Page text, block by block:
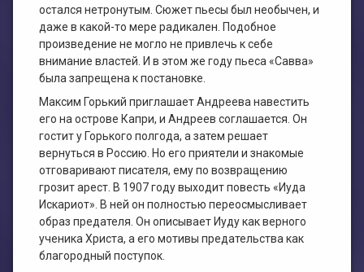
остался нетронутым. Сюжет пьесы был необычен, и
даже в какой-то мере радикален. Подобное
произведение не могло не привлечь к себе
внимание властей. И в этом же году пьеса «Савва»
была запрещена к постановке.
Максим Горький приглашает Андреева навестить
его на острове Капри, и Андреев соглашается. Он
гостит у Горького полгода, а затем решает
вернуться в Россию. Но его приятели и знакомые
отговаривают писателя, ему по возвращению
грозит арест. В 1907 году выходит повесть «Иуда
Искариот». В ней он полностью переосмысливает
образ предателя. Он описывает Иуду как верного
ученика Христа, а его мотивы предательства как
благородный поступок.